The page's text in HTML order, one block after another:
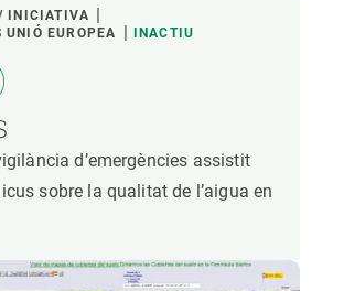
INICIATIVA
UNIÓ EUROPEA
INACTIU
d’emergències assistit
sobre la qualitat de l’aigua en